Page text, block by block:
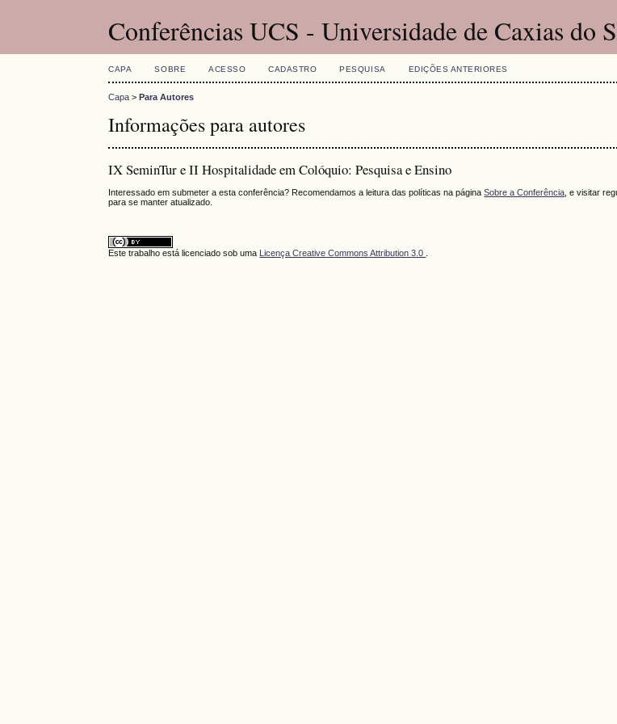
Conferências UCS - Universidade de Caxias do
CAPA SOBRE ACESSO CADASTRO PESQUISA EDIÇÕES ANTERIORES
Capa >Para Autores
Informações para autores
IX SeminTur e II Hospitalidade em Colóquio: Pesquisa e Ensino
Interessado em submeter a esta conferência? Recomendamos a leitura das políticas na páginaSobre a Conferência , e visitar
para se manter atualizado.
Este trabalho está licenciado sob uma Licença Creative Commons Attribution 3.0